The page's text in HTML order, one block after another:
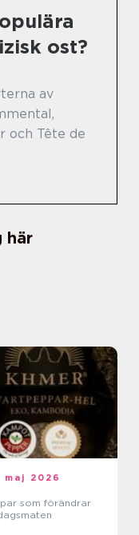
ost?
av
och Tête de
här
maj 2026
som förändrar